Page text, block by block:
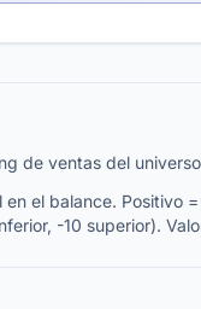
de ventas del
en el balance. Positivo
-10 superior).